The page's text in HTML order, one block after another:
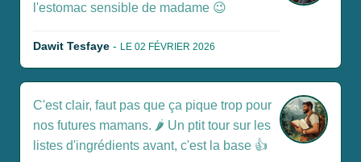
l'estomac sensible de madame 😉
Dawit Tesfaye - LE 02 FÉVRIER 2026
C'est clair, faut pas que ça pique trop pour
nos futures mamans. 🌶️ Un ptit tour sur les
listes d'ingrédients avant, c'est la base 👍